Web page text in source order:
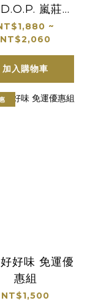
嵐莊特
初榨橄欖油
~
NT$2,060
加入購物車
好味 免運優
惠組
NT$1,500